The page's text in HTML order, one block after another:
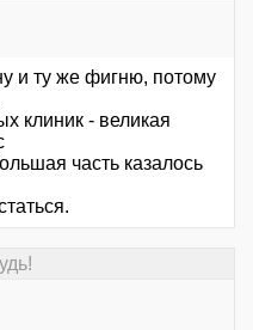
и ту же фигню, потому
клиник - великая
часть казалось